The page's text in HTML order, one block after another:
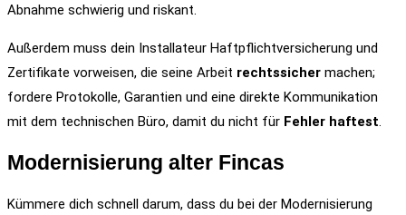
Abnahme schwierig und riskant.
Außerdem muss dein Installateur Haftpflichtversicherung und
Zertifikate vorweisen, die seine Arbeit rechtssicher machen;
fordere Protokolle, Garantien und eine direkte Kommunikation
mit dem technischen Büro, damit du nicht für Fehler haftest.
Modernisierung alter Fincas
Kümmere dich schnell darum, dass du bei der Modernisierung